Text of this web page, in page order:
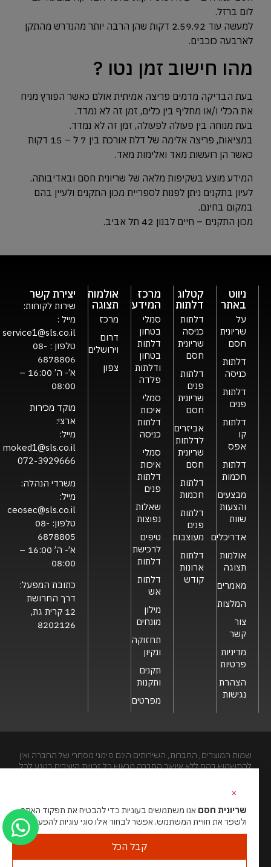
לום ברזל.
למעשה עוד 2.59.92 דקות שהן הרבה יותר מהנדרש מהתקן
לארבעה כוכבים.
מהו חישוב זמן נטו ?
בעת הבדיקה מדמים פריצה אמיתית אולם כאשר הפורץ מניח
את הכלי ו/או מחליף בין כלים, זמן זה לא נמדד.
בעת מנוחה בין פעולה לפעולה, זמן זה לא נמדד.
במציאות, פריצה אלימה של דלת אורכת בין 7 ל – 15 דקות
כאשר הן רועשות מאד ואלימות מאד.
המידע מוצע בשקיפות מלאה של שריונית חסם ובאדיבותה.
לעיון בתקנים ניתן לפנות לספריית מכון התקנים ולעיין בהם
במקום בחינם.
מכון התקנים – חיים לבנון 42 תל אביב.
ניווט
באתר
על
שריונית
חסם
דלתות
כניסה
דלתות
פנים
דלתות
קו
אפס
דלתות
חכמות
מבצעים
והצעות
שוות
אדריכלים
אולמות
תצוגה
מאמרים
המלצות
צור
קשר
מדיניות
פרטיות
הצהרת
נגישות
קטלוג
דלתות
דלתות
כניסה
שריונית
חסם
דלתות
פנים
שריונית
חסם
אביזרים
לדלתות
שריונית
חסם
דלתות
חכמות
דלתות
פנים
מעוצבות
דלתות
ארונות
קודש
מרכז
המידע
סמלי
בטחון
דלתות
בטחון
ודלתות
פלדה
סמלי
איכות
דלתות
כניסה
סמלי
איכות
דלתות
פנים
שאלות
נפוצות
טיפים
לרכישת
דלתות
דלתות
אש
מילון
מונחים
תחזוקה
ונקיון
תקנים
ותקנות
מפרטים
אולמות
תצוגה
מרכז
דרום
וירושלים
צפון
יצירת קשר
שירות לקוחות:
מייל :
service1@sls.co.il
טלפון : 08-
6878806
א’- ה’ 16:00 –
08:00
מוקד מכירות
ארצי:
מייל:
moked1@sls.co.il
072-3929666
משרדי הנהלה:
מייל:
ceosec@sls.co.il
טלפון: 08-
6878805
א’- ה’ 16:00 –
08:00
כתובת המפעל:
דרך החרושת
12 קרית גת,
8202126
שמות המוצרים, החברות, השירותים הינם סימני מסחרי של החברה ואין
להתשמש בהם ללא אישור החברה מראש.כל זכויות היוצרים בנוגע לכל
האתר מנוהל ע”י גאו מדיהסוכנות דיגיטל
×
שריונית חסם אנו משתמשים בעוגיות כדי להבטיח את תפקוד האתר
ולשפר את חוויית המשתמש. אפשר לבחור אילו סוגי עוגיות להפעיל.
קבל הכל